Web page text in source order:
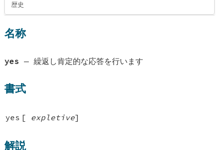
歴史
名称
yes —繰返し肯定的な応答を行います
書式
yes [ expletive]
解説